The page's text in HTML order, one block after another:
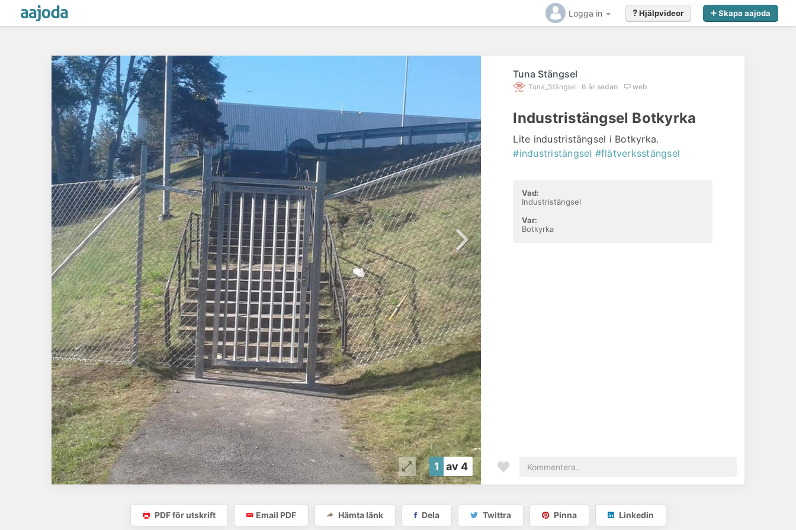
Logga in Skapa aajoda
Hjälpvideor
1 av 4
Tuna Stängsel
Tuna_Stängsel 6 år sedan web
Industristängsel Botkyrka
Lite industristängsel i Botkyrka.
#industristängsel #flätverksstängsel
Vad:
Industristängsel
Var:
Botkyrka
PDF för utskrift Email PDF Hämta länk Dela Twittra Pinna Linkedin